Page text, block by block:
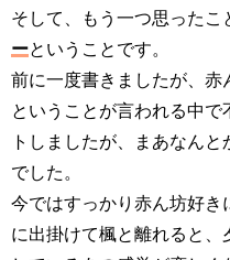
そして、もう一つ思ったこ
ーということです。
前に一度書きましたが、赤
ということが言われる中
トしましたが、まあなん
でした。
今ではすっかり赤ん坊好き
に出掛けて楓と離れると、